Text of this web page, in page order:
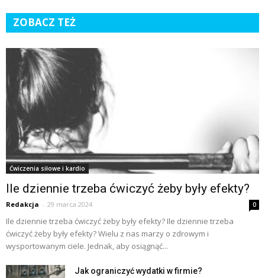
ZOBACZ TEŻ
Ćwiczenia siłowe i kardio
Ile dziennie trzeba ćwiczyć żeby były efekty?
Redakcja - 29 marca 2024 0
Ile dziennie trzeba ćwiczyć żeby były efekty? Ile dziennie trzeba
ćwiczyć żeby były efekty? Wielu z nas marzy o zdrowym i
wysportowanym ciele. Jednak, aby osiągnąć...
Jak ograniczyć wydatki w firmie?